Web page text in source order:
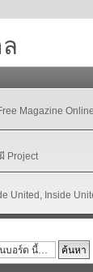
Magazine Online
Project
United, Inside